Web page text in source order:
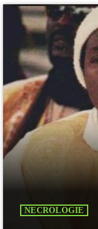
NECROLOGIE